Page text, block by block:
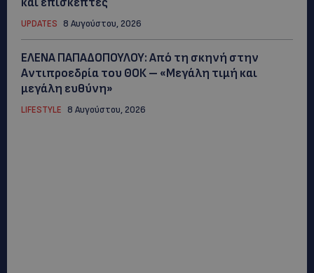
UPDATES 8 Αυγούστου, 2026
ΕΛΕΝΑ ΠΑΠΑΔΟΠΟΥΛΟΥ: Από τη σκηνή στην
Αντιπροεδρία του ΘΟΚ – «Μεγάλη τιμή και
μεγάλη ευθύνη»
LIFESTYLE 8 Αυγούστου, 2026